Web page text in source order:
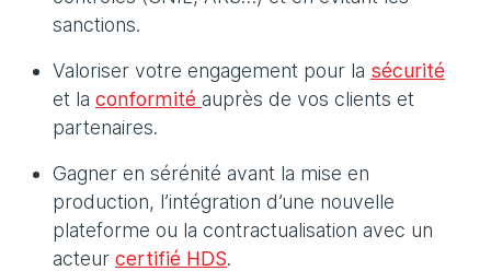
sanctions.
Valoriser votre engagement pour la sécurité
et la conformité auprès de vos clients et
partenaires.
Gagner en sérénité avant la mise en
production, l’intégration d’une nouvelle
plateforme ou la contractualisation avec un
acteur certifié HDS.